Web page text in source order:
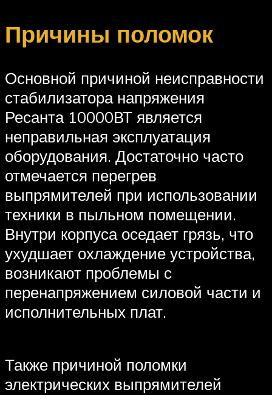
Причины поломок
Основной причиной неисправности
стабилизатора напряжения
Ресанта 10000ВТ является
неправильная эксплуатация
оборудования. Достаточно часто
отмечается перегрев
выпрямителей при использовании
техники в пыльном помещении.
Внутри корпуса оседает грязь, что
ухудшает охлаждение устройства,
возникают проблемы с
перенапряжением силовой части и
исполнительных плат.
Также причиной поломки
электрических выпрямителей